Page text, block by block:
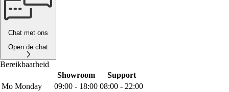
Chat met ons
Open de chat
Bereikbaarheid
Showroom
Support
Mo Monday 09:00 - 18:00 08:00 - 22:00